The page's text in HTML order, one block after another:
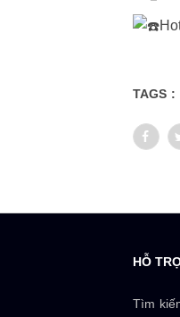
TAGS :
HỖ
Tìm